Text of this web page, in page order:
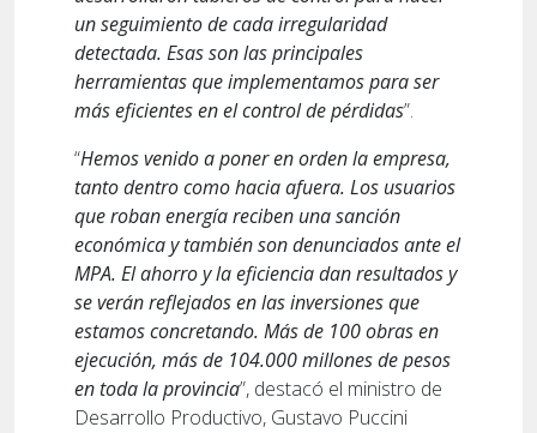
un seguimiento de cada irregularidad
detectada. Esas son las principales
herramientas que implementamos para ser
más eficientes en el control de pérdidas”.
“Hemos venido a poner en orden la empresa,
tanto dentro como hacia afuera. Los usuarios
que roban energía reciben una sanción
económica y también son denunciados ante el
MPA. El ahorro y la eficiencia dan resultados y
se verán reflejados en las inversiones que
estamos concretando. Más de 100 obras en
ejecución, más de 104.000 millones de pesos
en toda la provincia”, destacó el ministro de
Desarrollo Productivo, Gustavo Puccini